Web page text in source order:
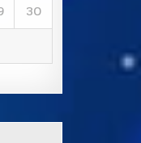
30